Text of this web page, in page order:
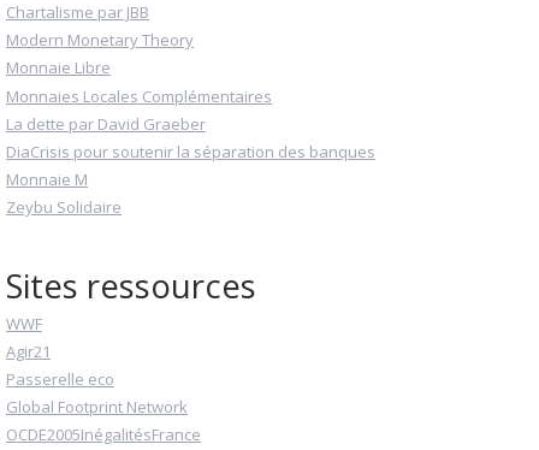
Chartalisme par JBB
Modern Monetary Theory
Monnaie Libre
Monnaies Locales Complémentaires
La dette par David Graeber
DiaCrisis pour soutenir la séparation des banques
Monnaie M
Zeybu Solidaire
Sites ressources
WWF
Agir21
Passerelle eco
Global Footprint Network
OCDE2005InégalitésFrance